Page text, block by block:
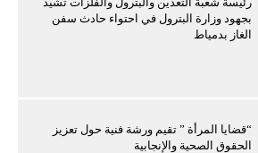
بجهود وزارة البترول في احتواء حادث سفن
الغاز بدمياط
“قضايا المرأة ” تقيم ورشة فنية حول تعزيز
الحقوق الصحية والإنجابية